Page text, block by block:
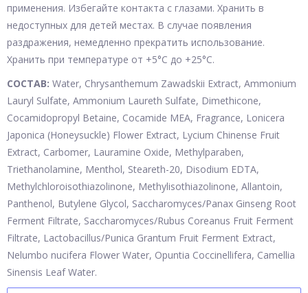
применения. Избегайте контакта с глазами. Хранить в
недоступных для детей местах. В случае появления
раздражения, немедленно прекратить использование.
Хранить при температуре от +5°С до +25°С.
СОСТАВ: Water, Chrysanthemum Zawadskii Extract, Ammonium
Lauryl Sulfate, Ammonium Laureth Sulfate, Dimethicone,
Cocamidopropyl Betaine, Cocamide MEA, Fragrance, Lonicera
Japonica (Honeysuckle) Flower Extract, Lycium Chinense Fruit
Extract, Carbomer, Lauramine Oxide, Methylparaben,
Triethanolamine, Menthol, Steareth-20, Disodium EDTA,
Methylchloroisothiazolinone, Methylisothiazolinone, Allantoin,
Panthenol, Butylene Glycol, Saccharomyces/Panax Ginseng Root
Ferment Filtrate, Saccharomyces/Rubus Coreanus Fruit Ferment
Filtrate, Lactobacillus/Punica Grantum Fruit Ferment Extract,
Nelumbo nucifera Flower Water, Opuntia Coccinellifera, Camellia
Sinensis Leaf Water.